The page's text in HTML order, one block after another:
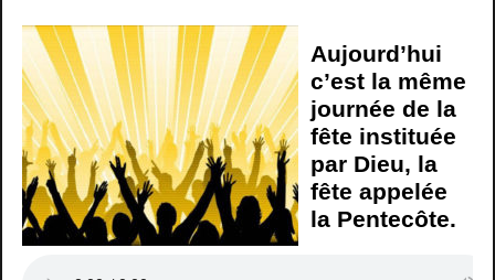
Aujourd’hui
c’est la même
journée de la
fête instituée
par Dieu, la
fête appelée
la Pentecôte.